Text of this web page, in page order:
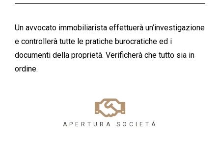
Un avvocato immobiliarista effettuerà un’investigazione
e controllerà tutte le pratiche burocratiche ed i
documenti della proprietà. Verificherà che tutto sia in
ordine.
APERTURA SOCIETÁ